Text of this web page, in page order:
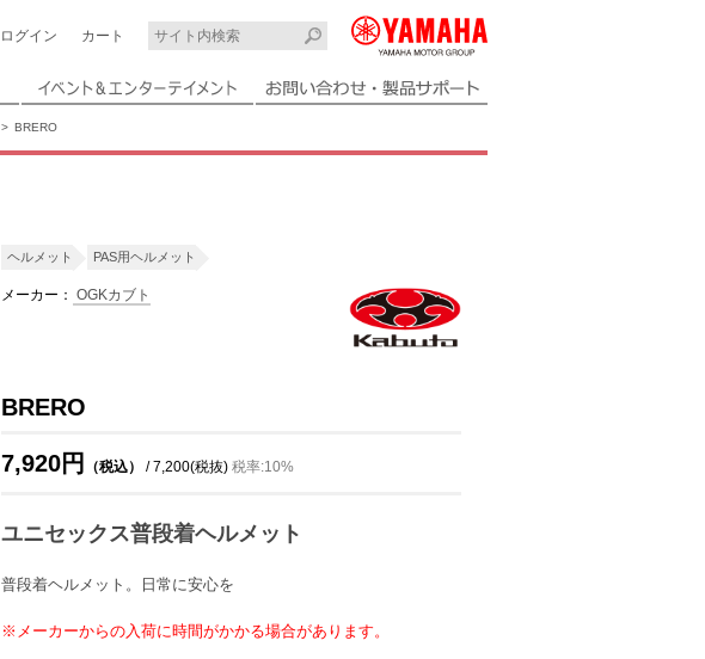
ログイン カート
BRERO
ヘルメット PAS用ヘルメット
メーカー： OGKカブト
BRERO
7,920円 （税込） / 7,200(税抜) 税率:10%
ユニセックス普段着ヘルメット
普段着ヘルメット。日常に安心を
※メーカーからの入荷に時間がかかる場合があります。